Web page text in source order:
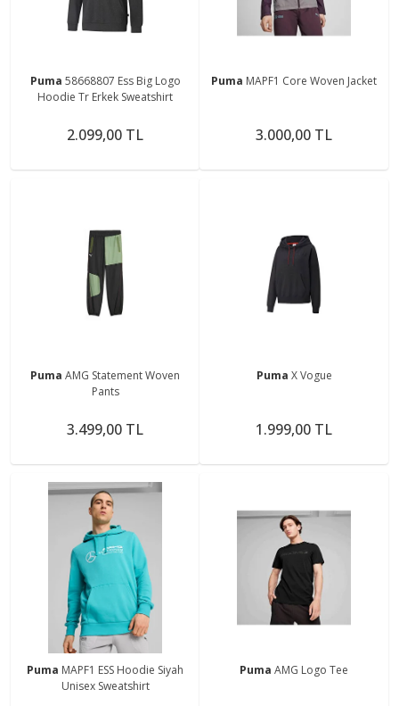
Puma 58668807 Ess Big Logo
Hoodie Tr Erkek Sweatshirt
2.099,00 TL
Puma MAPF1 Core Woven Jacket
3.000,00 TL
Puma AMG Statement Woven
Pants
3.499,00 TL
Puma X Vogue
1.999,00 TL
Puma MAPF1 ESS Hoodie Siyah
Unisex Sweatshirt
Puma AMG Logo Tee